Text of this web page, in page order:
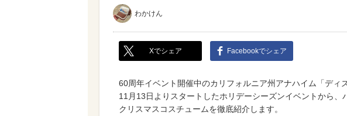
わかけん
Xでシェア Facebookでシェア
60周年イベント開催中のカリフォルニア州アナハイム「ディ
11月13日よりスタートしたホリデーシーズンイベントから
クリスマスコスチュームを徹底紹介します。